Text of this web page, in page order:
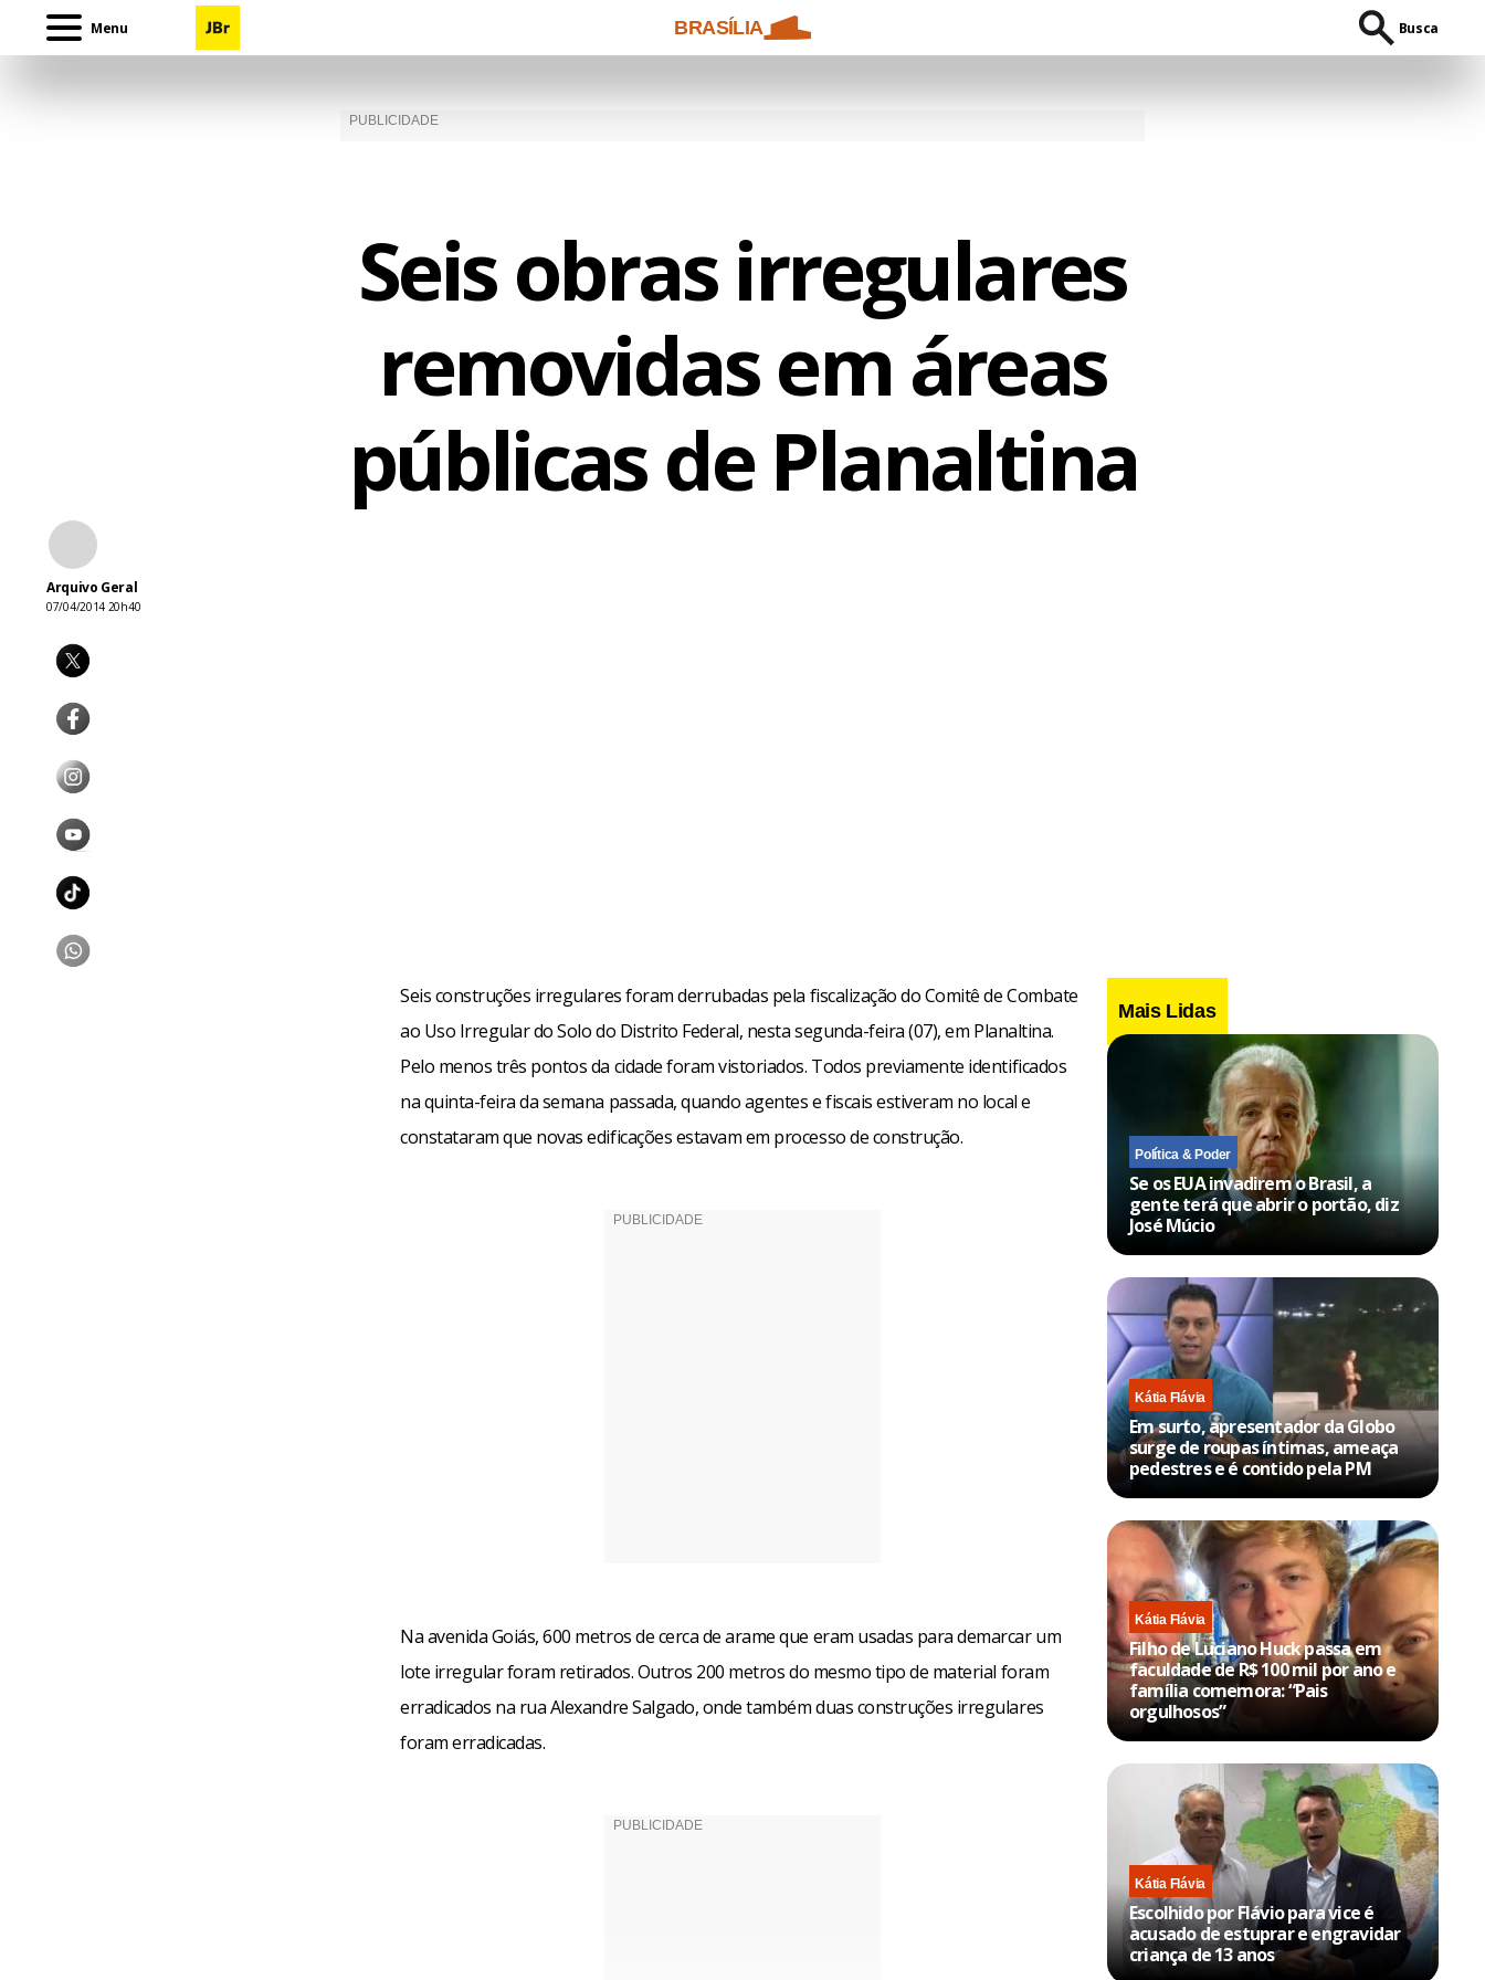
Menu BRASÍLIA Busca
Seis obras irregulares
removidas em áreas
públicas de Planaltina
Arquivo Geral
07/04/2014 20h40
Seis construções irregulares foram derrubadas pela fiscalização do Comitê de Combate
ao Uso Irregular do Solo do Distrito Federal, nesta segunda-feira (07), em Planaltina.
Pelo menos três pontos da cidade foram vistoriados. Todos previamente identificados
na quinta-feira da semana passada, quando agentes e fiscais estiveram no local e
constataram que novas edificações estavam em processo de construção.
Na avenida Goiás, 600 metros de cerca de arame que eram usadas para demarcar um
lote irregular foram retirados. Outros 200 metros do mesmo tipo de material foram
erradicados na rua Alexandre Salgado, onde também duas construções irregulares
foram erradicadas.
Mais Lidas
Política & Poder
Se os EUA invadirem o Brasil, a
gente terá que abrir o portão, diz
José Múcio
Kátia Flávia
Em surto, apresentador da Globo
surge de roupas íntimas, ameaça
pedestres e é contido pela PM
Kátia Flávia
Filho de Luciano Huck passa em
faculdade de R$ 100 mil por ano e
família comemora: “Pais
orgulhosos”
Kátia Flávia
Escolhido por Flávio para vice é
acusado de estuprar e engravidar
criança de 13 anos